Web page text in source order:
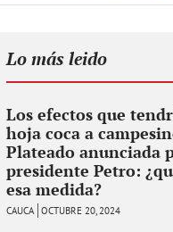
Lo más leido
Los efectos que
hoja coca a
Plateado anunciada
presidente Petro:
esa medida?
CAUCA OCTUBRE 20, 2024